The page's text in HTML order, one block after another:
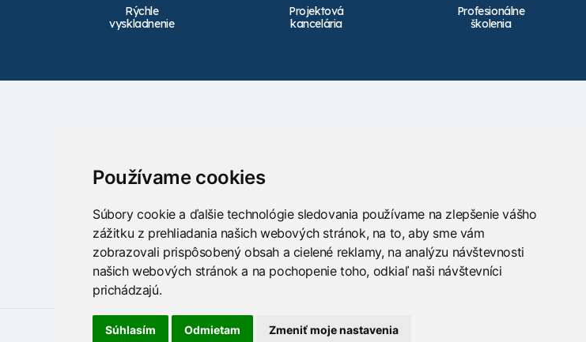
Používame cookies
Súbory cookie a ďalšie technológie sledovania používame na zlepšenie vášho
zážitku z prehliadania našich webových stránok, na to, aby sme vám
zobrazovali prispôsobený obsah a cielené reklamy, na analýzu návštevnosti
našich webových stránok a na pochopenie toho, odkiaľ naši návštevníci
prichádzajú.
Súhlasím Odmietam Zmeniť moje nastavenia
Rýchle
vyskladnenie
Projektová
kancelária
Profesionálne
školenia
Školenia
Poradenstvo
Sledujte nás